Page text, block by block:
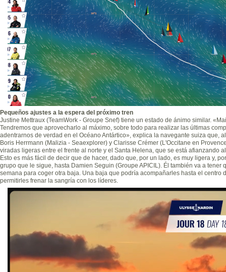
Pequeños ajustes a la espera del próximo tren
Justine Mettraux (TeamWork - Groupe Snef) tiene un estado de ánimo similar.
Tendremos que aprovecharlo al máximo, sobre todo para realizar las últimas
adentrarnos de verdad en el Océano Antártico», explica la navegante suiza que,
Boris Herrmann (Malizia - Seaexplorer) y Clarisse Crémer (L'Occitane en
viradas ligeras entre el frente al norte y el Santa Helena, que se está afianzando
Esto es más fácil de decir que de hacer, dado que, por un lado, es muy ligera y,
grupo que le sigue, hasta Damien Seguin (Groupe APICIL). Él también va a tener
semana para coger otra baja. Una baja que podría acompañarles hasta el centro
permitirles frenar la sangría con los líderes.